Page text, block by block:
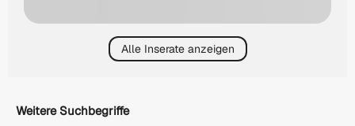
Alle Inserate anzeigen
Weitere Suchbegriffe